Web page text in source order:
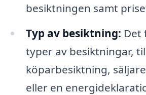
besiktningen samt
Typ av besiktning: Det
typer av besiktningar,
köparbesiktning,
eller en